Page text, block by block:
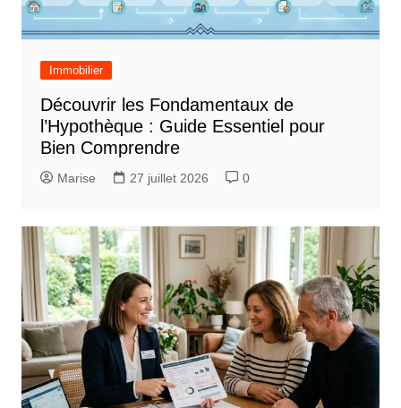
Immobilier
Découvrir les Fondamentaux de
l’Hypothèque : Guide Essentiel pour
Bien Comprendre
Marise 27 juillet 2026 0